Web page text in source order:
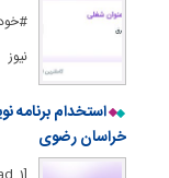
نیوز
استخدام برنامه
خراسان رضوی